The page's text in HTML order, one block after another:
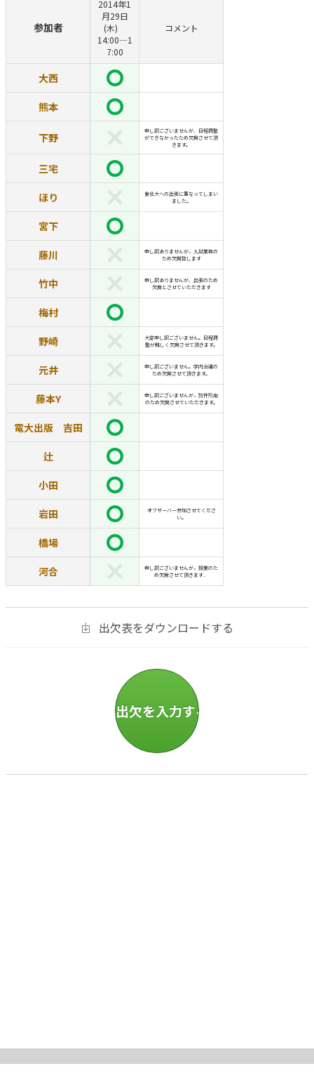
参加者
2014年1
月29日
(木)
14:00―1
7:00
コメント
大西
熊本
下野
申し訳ございませんが、日程調整
ができなかったため欠席させて頂
きます。
三宅
ほり
東北大への出張に重なってしまい
ました。
宮下
藤川
申し訳ありませんが，入試業務の
ため欠席致します
竹中
申し訳ありませんが、出張のため
欠席とさせていただきます
梅村
野崎
大変申し訳ございません。日程調
整が難しく欠席させて頂きます。
元井
申し訳ございません。学内会議の
ため欠席させて頂きます。
藤本Y
申し訳ございませんが，別件所用
のため欠席させていただきます。
電大出版 吉田
辻
小田
岩田
オブザーバー参加させてくださ
い。
橋場
河合
申し訳ございませんが，授業のた
め欠席させて頂きます．
出欠表をダウンロードする